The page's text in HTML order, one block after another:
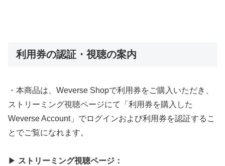
利用券の認証・視聴の案内
・本商品は、Weverse Shopで利用券をご購入いただき、
ストリーミング視聴ページにて「利用券を購入した
Weverse Account」でログインおよび利用券を認証するこ
とでご覧になれます。
▶ ストリーミング視聴ページ：